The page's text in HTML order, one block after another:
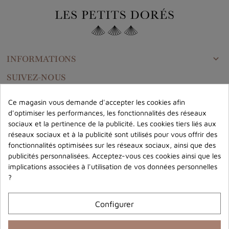
INFORMATIONS

SUIVEZ-NOUS
CONTACTEZ-NOUS
NEWSLETTER
-10% sur votre première commande
Découvrez en avant première nos nouveautés et recevez des offres
exclusives en rejoignant le Club des Petits Dorés !
Ce magasin vous demande d'accepter les cookies afin
d'optimiser les performances, les fonctionnalités des réseaux
sociaux et la pertinence de la publicité. Les cookies tiers liés aux
réseaux sociaux et à la publicité sont utilisés pour vous offrir des
fonctionnalités optimisées sur les réseaux sociaux, ainsi que des
publicités personnalisées. Acceptez-vous ces cookies ainsi que les
implications associées à l'utilisation de vos données personnelles
?
Configurer